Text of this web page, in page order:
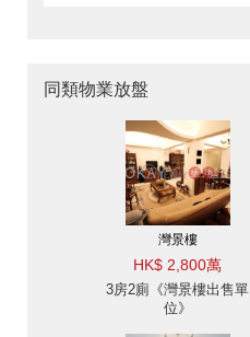
同類物業放盤
灣景樓
HK$ 2,800萬
3房2廁《灣景樓出售單
位》